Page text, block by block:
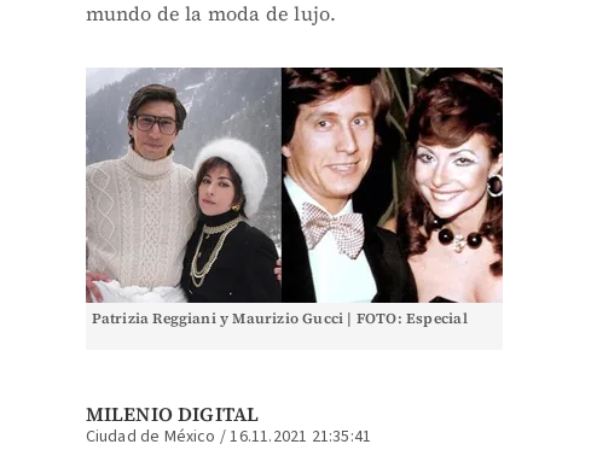
mundo de la moda de lujo.
Patrizia Reggiani y Maurizio Gucci | FOTO: Especial
MILENIO DIGITAL
Ciudad de México /16.11.2021 21:35:41